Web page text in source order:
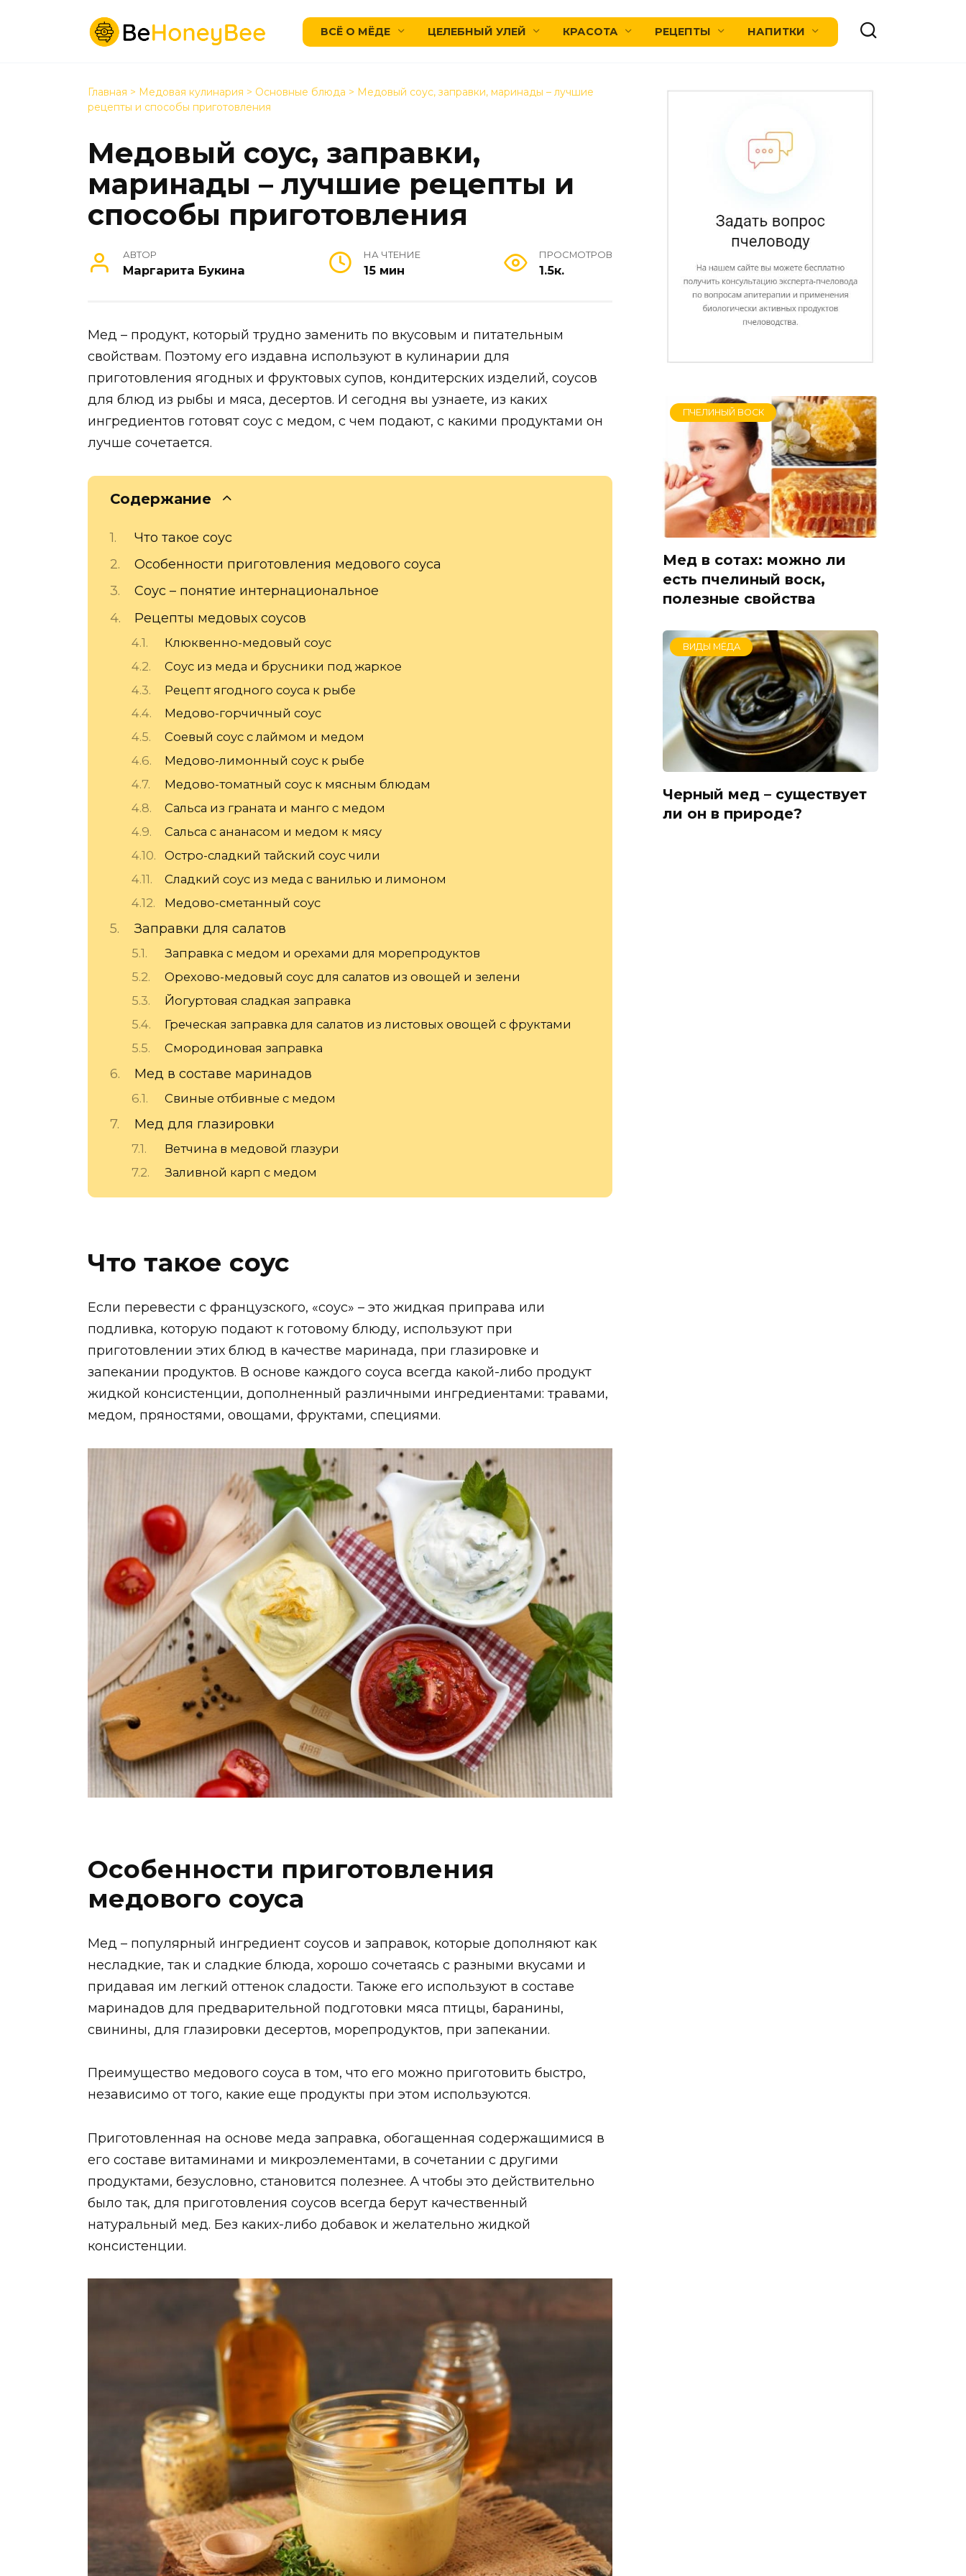
ВСЁ О МЁДЕ ЦЕЛЕБНЫЙ УЛЕЙ КРАСОТА РЕЦЕПТЫ НАПИТКИ
Главная > Медовая кулинария > Основные блюда > Медовый соус, заправки, маринады – лучшие
рецепты и способы приготовления
Медовый соус, заправки,
маринады – лучшие рецепты и
способы приготовления
АВТОР
Маргарита Букина
НА ЧТЕНИЕ
15 мин
ПРОСМОТРОВ
1.5к.
Мед – продукт, который трудно заменить по вкусовым и питательным
свойствам. Поэтому его издавна используют в кулинарии для
приготовления ягодных и фруктовых супов, кондитерских изделий, соусов
для блюд из рыбы и мяса, десертов. И сегодня вы узнаете, из каких
ингредиентов готовят соус с медом, с чем подают, с какими продуктами он
лучше сочетается.
Содержание
Что такое соус
Особенности приготовления медового соуса
Соус – понятие интернациональное
Рецепты медовых соусов
Клюквенно-медовый соус
Соус из меда и брусники под жаркое
Рецепт ягодного соуса к рыбе
Медово-горчичный соус
Соевый соус с лаймом и медом
Медово-лимонный соус к рыбе
Медово-томатный соус к мясным блюдам
Сальса из граната и манго с медом
Сальса с ананасом и медом к мясу
Остро-сладкий тайский соус чили
Сладкий соус из меда с ванилью и лимоном
Медово-сметанный соус
Заправки для салатов
Заправка с медом и орехами для морепродуктов
Орехово-медовый соус для салатов из овощей и зелени
Йогуртовая сладкая заправка
Греческая заправка для салатов из листовых овощей с фруктами
Смородиновая заправка
Мед в составе маринадов
Свиные отбивные с медом
Мед для глазировки
Ветчина в медовой глазури
Заливной карп с медом
Что такое соус
Если перевести с французского, «соус» – это жидкая приправа или
подливка, которую подают к готовому блюду, используют при
приготовлении этих блюд в качестве маринада, при глазировке и
запекании продуктов. В основе каждого соуса всегда какой-либо продукт
жидкой консистенции, дополненный различными ингредиентами: травами,
медом, пряностями, овощами, фруктами, специями.
Особенности приготовления
медового соуса
Мед – популярный ингредиент соусов и заправок, которые дополняют как
несладкие, так и сладкие блюда, хорошо сочетаясь с разными вкусами и
придавая им легкий оттенок сладости. Также его используют в составе
маринадов для предварительной подготовки мяса птицы, баранины,
свинины, для глазировки десертов, морепродуктов, при запекании.
Преимущество медового соуса в том, что его можно приготовить быстро,
независимо от того, какие еще продукты при этом используются.
Приготовленная на основе меда заправка, обогащенная содержащимися в
его составе витаминами и микроэлементами, в сочетании с другими
продуктами, безусловно, становится полезнее. А чтобы это действительно
было так, для приготовления соусов всегда берут качественный
натуральный мед. Без каких-либо добавок и желательно жидкой
консистенции.
ПЧЕЛИНЫЙ ВОСК
Мед в сотах: можно ли
есть пчелиный воск,
полезные свойства
ВИДЫ МЁДА
Черный мед – существует
ли он в природе?